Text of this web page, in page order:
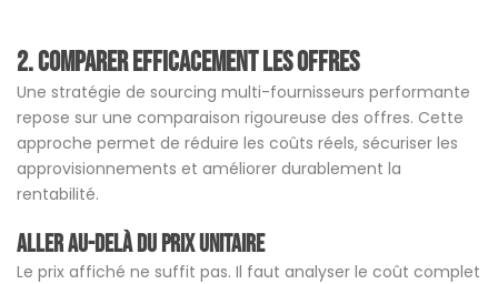
2. Comparer efficacement les offres
Une stratégie de sourcing multi-fournisseurs performante
repose sur une comparaison rigoureuse des offres. Cette
approche permet de réduire les coûts réels, sécuriser les
approvisionnements et améliorer durablement la
rentabilité.
Aller au-delà du prix unitaire
Le prix affiché ne suffit pas. Il faut analyser le coût complet